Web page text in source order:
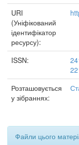
URI
(Уніфікований
ідентифікатор
ресурсу):
ISSN:
Розташовується
у зібраннях:
Файли цього